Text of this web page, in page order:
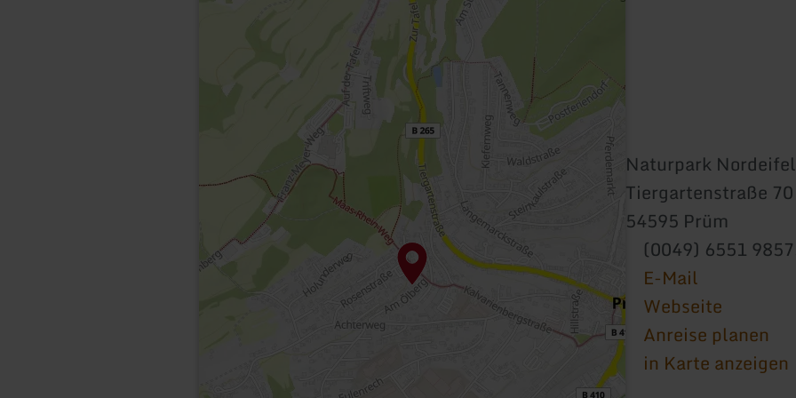
Naturpark
Tiergartenstraße 70
54595 Prüm
(0049) 6551
E-Mail
Webseite
Anreise planen
in Karte anzeigen